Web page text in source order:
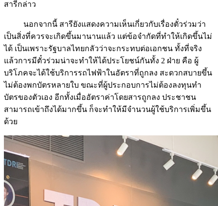
สารีกล่าว
นอกจากนี้ สารียังแสดงความเห็นเกี่ยวกับเรื่องตั๋วร่วมว่า
เป็นสิ่งที่ควรจะเกิดขึ้นมานานแล้ว แต่ข้อจำกัดที่ทำให้เกิดขึ้นไม่
ได้ เป็นเพราะรัฐบาลไทยกลัวว่าจะกระทบต่อเอกชน ทั้งที่จริง
แล้วการมีตั๋วร่วมน่าจะทำให้ได้ประโยชน์กันทั้ง 2 ฝ่าย คือ ผู้
บริโภคจะได้ใช้บริการรถไฟฟ้าในอัตราที่ถูกลง สะดวกสบายขึ้น
ไม่ต้องพกบัตรหลายใบ ขณะที่ผู้ประกอบการไม่ต้องลงทุนทำ
บัตรของตัวเอง อีกทั้งเมื่ออัตราค่าโดยสารถูกลง ประชาชน
สามารถเข้าถึงได้มากขึ้น ก็จะทำให้มีจำนวนผู้ใช้บริการเพิ่มขึ้น
ด้วย